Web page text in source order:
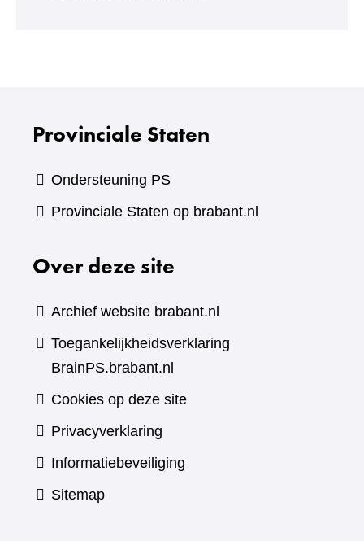
Provinciale Staten
Ondersteuning PS
Provinciale Staten op brabant.nl
Over deze site
Archief website brabant.nl
Toegankelijkheidsverklaring
BrainPS.brabant.nl
Cookies op deze site
Privacyverklaring
Informatiebeveiliging
Sitemap